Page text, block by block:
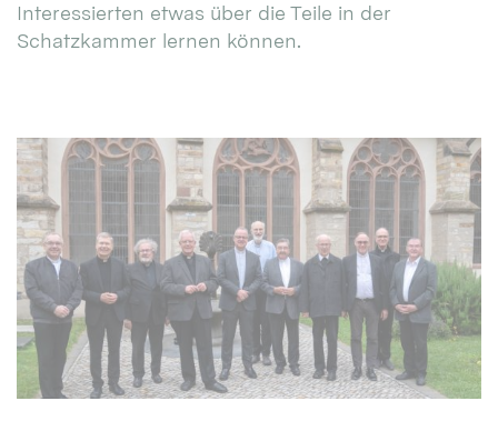
Interessierten etwas über die Teile in der
Schatzkammer lernen können.